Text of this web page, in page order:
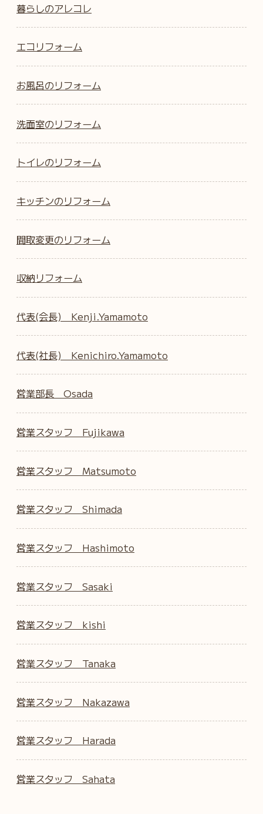
暮らしのアレコレ
エコリフォーム
お風呂のリフォーム
洗面室のリフォーム
トイレのリフォーム
キッチンのリフォーム
間取変更のリフォーム
収納リフォーム
代表(会長) Kenji.Yamamoto
代表(社長) Kenichiro.Yamamoto
営業部長 Osada
営業スタッフ Fujikawa
営業スタッフ Matsumoto
営業スタッフ Shimada
営業スタッフ Hashimoto
営業スタッフ Sasaki
営業スタッフ kishi
営業スタッフ Tanaka
営業スタッフ Nakazawa
営業スタッフ Harada
営業スタッフ Sahata